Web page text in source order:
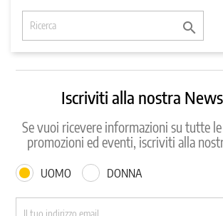

Iscriviti alla nostra
Se vuoi ricevere informazioni su tutte
promozioni ed eventi, iscriviti alla
UOMO DONNA